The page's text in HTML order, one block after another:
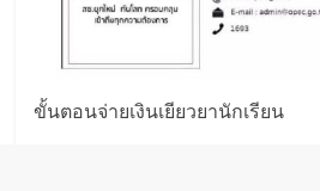
ขั้นตอนจ่ายเงินเยียวยานักเรียน